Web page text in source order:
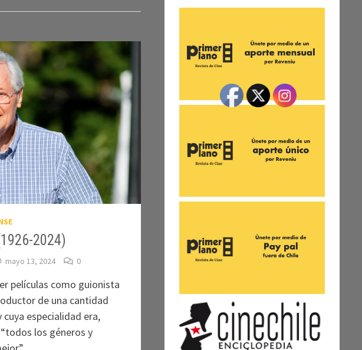
2024)
mayo 13, 2024 0
películas como guionista
de una cantidad
especialidad era,
los géneros y